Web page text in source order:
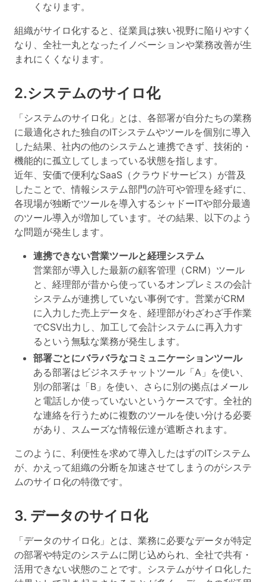
くなります。
組織がサイロ化すると、従業員は狭い視野に陥りやすく
なり、全社一丸となったイノベーションや業務改善が生
まれにくくなります。
2.システムのサイロ化
「システムのサイロ化」とは、各部署が自分たちの業務
に最適化された独自のITシステムやツールを個別に導入
した結果、社内の他のシステムと連携できず、技術的・
機能的に孤立 してしまっている状態を指します。
近年、安価で便利なSaaS（クラウドサービス）が普及
したことで、情報システム部門の許可や管理を経ずに、
各現場が独断でツールを導入するシャドーITや部分最適
のツール導入が増加しています。その結果、以下のよう
な問題が発生します。
連携できない営業ツールと経理システム
営業部が導入した最新の顧客管理（CRM）ツール
と、経理部が昔から使っているオンプレミスの会計
システムが連携していない事例です。営業がCRM
に入力した売上データを、経理部がわざわざ手作業
でCSV出力し、加工して会計システムに再入力す
るという無駄な業務が発生します。
部署ごとにバラバラなコミュニケーションツール
ある部署はビジネスチャットツール「A」を使い、
別の部署は「B」を使い、さらに別の拠点はメール
と電話しか使っていないというケースです。全社的
な連絡を行うために複数のツールを使い分ける必要
があり、スムーズな情報伝達が遮断されます。
このように、利便性を求めて導入したはずのITシステム
が、かえって組織の分断を加速させてしまうのがシステ
ムのサイロ化の特徴です。
3. データのサイロ化
「データのサイロ化」とは、業務に必要なデータが特定
の部署や特定のシステムに閉じ込められ、全社で共有・
活用できない状態のことです。システムがサイロ化した